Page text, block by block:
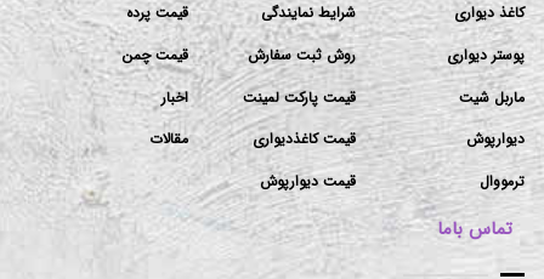
کاغذ دیواری
پوستر دیواری
ماربل شیت
دیوارپوش
ترمووال
شرایط نمایندگی
روش ثبت سفارش
قیمت پارکت لمینت
قیمت کاغذدیواری
قیمت دیوارپوش
قیمت پرده
قیمت چمن
اخبار
مقالات
تماس باما